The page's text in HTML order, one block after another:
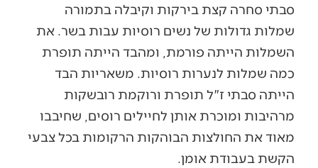
סבתי סחרה קצת בירקות וקיבלה בתמורה
שמלות גדולות של נשים רוסיות עבות בשר. את
השמלות הייתה פורמת, ומהבד הייתה תופרת
כמה שמלות לנערות רוסיות. משאריות הבד
הייתה סבתי ז"ל תופרת ורוקמת רובשקות
מרהיבות ומוכרת אותן לחיילים רוסים, שחיבבו
מאוד את החולצות הבוהקות הרקומות בכל צבעי
הקשת בעבודת אומן.